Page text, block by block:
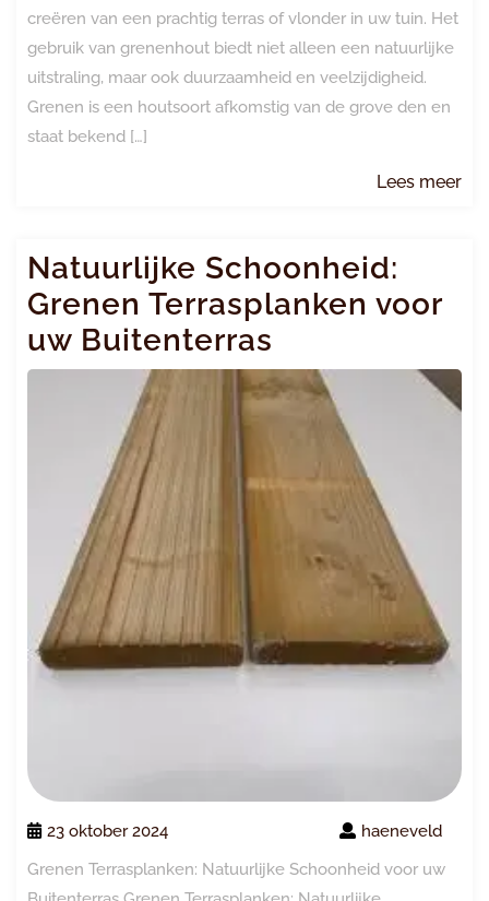
creëren van een prachtig terras of vlonder in uw tuin. Het
gebruik van grenenhout biedt niet alleen een natuurlijke
uitstraling, maar ook duurzaamheid en veelzijdigheid.
Grenen is een houtsoort afkomstig van de grove den en
staat bekend […]
Lees meer
Natuurlijke Schoonheid:
Grenen Terrasplanken voor
uw Buitenterras
23 oktober 2024
haeneveld
Grenen Terrasplanken: Natuurlijke Schoonheid voor uw